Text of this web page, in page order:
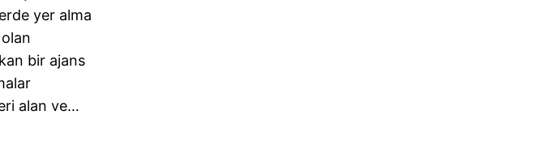
yer alma
bir ajans
alan ve…